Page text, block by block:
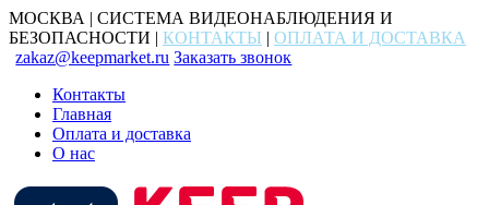
МОСКВА | СИСТЕМА ВИДЕОНАБЛЮДЕНИЯ И
БЕЗОПАСНОСТИ | КОНТАКТЫ | ОПЛАТА И ДОСТАВКА
zakaz@keepmarket.ru Заказать звонок
Контакты
Главная
Оплата и доставка
О нас